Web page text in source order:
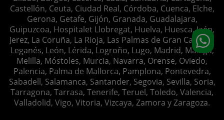
Castellón, Ceuta, Ciudad Real, Córdoba, Cuenca, Elche,
Gerona, Getafe, Gijón, Granada, Guadalajara,
Guipuzcoa, Hospitalet Llobregat, Huelva, Huesca, Jaén,
Jerez, La Coruña, La Rioja, Las Palmas de Gran Canaria,
Leganés, León, Lérida, Logroño, Lugo, Madrid, Málaga,
Melilla, Móstoles, Murcia, Navarra, Orense, Oviedo,
Palencia, Palma de Mallorca, Pamplona, Pontevedra,
Sabadell, Salamanca, Santander, Segovia, Sevilla, Soria,
Tarragona, Tarrasa, Tenerife, Teruel, Toledo, Valencia,
Valladolid, Vigo, Vitoria, Vizcaya, Zamora y Zaragoza.